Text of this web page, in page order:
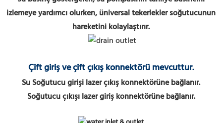
izlemeye yardımcı olurken, üniversal tekerlekler soğutucunun
hareketini kolaylaştırır.
Çift giriş ve çift çıkış konnektörü mevcuttur.
Su Soğutucu girişi lazer çıkış konnektörüne bağlanır.
Soğutucu çıkışı lazer giriş konnektörüne bağlanır.